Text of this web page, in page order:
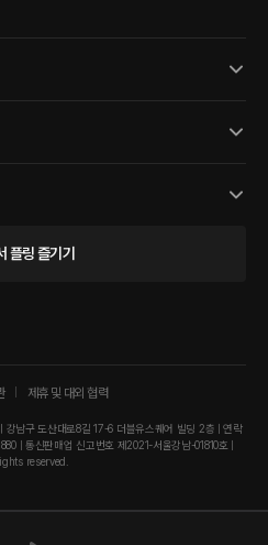
플링 즐기기
제휴 및 대외 협력
남구 도산대로8길 17-6 더블유스퀘어 빌딩 2층 | 연락
| 통신판매업 신고번호 제2021-서울강남-01810호 |
reserved.